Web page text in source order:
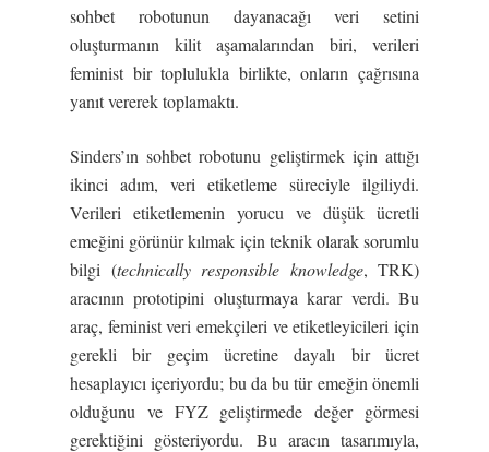
sohbet robotunun dayanacağı veri setini
oluşturmanın kilit aşamalarından biri, verileri
feminist bir toplulukla birlikte, onların çağrısına
yanıt vererek toplamaktı.
Sinders’ın sohbet robotunu geliştirmek için attığı
ikinci adım, veri etiketleme süreciyle ilgiliydi.
Verileri etiketlemenin yorucu ve düşük ücretli
emeğini görünür kılmak için teknik olarak sorumlu
bilgi (technically responsible knowledge, TRK)
aracının prototipini oluşturmaya karar verdi. Bu
araç, feminist veri emekçileri ve etiketleyicileri için
gerekli bir geçim ücretine dayalı bir ücret
hesaplayıcı içeriyordu; bu da bu tür emeğin önemli
olduğunu ve FYZ geliştirmede değer görmesi
gerektiğini gösteriyordu. Bu aracın tasarımıyla,